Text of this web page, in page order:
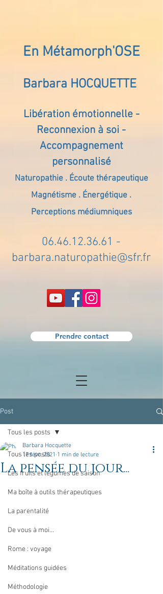
En Métamorph'OSE
Barbara HOCQUETTE
Libération émotionnelle -
Reconnexion à soi -
Accompagnement
personnalisé
Naturopathie . Écoute thérapeutique
Magnétisme . Énergétique .
Perceptions médiumniques
06.46.12.36.61 -
barbara.naturopathie@sfr.fr
Prendre contact
Post
Tous les posts
Les fruits et légumes de saison
Ma boîte à outils thérapeutiques
La parentalité
De vous à moi...
Rome : voyage
Méditations guidées
Méthodologie
Tous les posts
La pensée du jour...
Barbara Hocquette
17 févr. 2021 1 min de lecture